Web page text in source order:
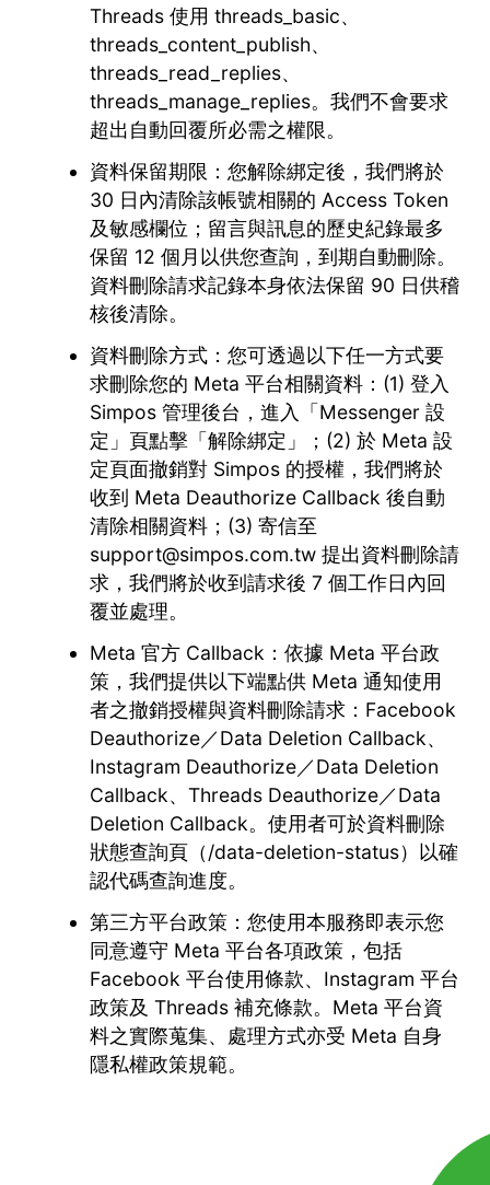
Threads 使用 threads_basic、
threads_content_publish、
threads_read_replies、
threads_manage_replies。我們不會要求
超出自動回覆所必需之權限。
資料保留期限：您解除綁定後，我們將於
30 日內清除該帳號相關的 Access Token
及敏感欄位；留言與訊息的歷史紀錄最多
保留 12 個月以供您查詢，到期自動刪除。
資料刪除請求記錄本身依法保留 90 日供稽
核後清除。
資料刪除方式：您可透過以下任一方式要
求刪除您的 Meta 平台相關資料：(1) 登入
Simpos 管理後台，進入「Messenger 設
定」頁點擊「解除綁定」；(2) 於 Meta 設
定頁面撤銷對 Simpos 的授權，我們將於
收到 Meta Deauthorize Callback 後自動
清除相關資料；(3) 寄信至
support@simpos.com.tw 提出資料刪除請
求，我們將於收到請求後 7 個工作日內回
覆並處理。
Meta 官方 Callback：依據 Meta 平台政
策，我們提供以下端點供 Meta 通知使用
者之撤銷授權與資料刪除請求：Facebook
Deauthorize／Data Deletion Callback、
Instagram Deauthorize／Data Deletion
Callback、Threads Deauthorize／Data
Deletion Callback。使用者可於資料刪除
狀態查詢頁（/data-deletion-status）以確
認代碼查詢進度。
第三方平台政策：您使用本服務即表示您
同意遵守 Meta 平台各項政策，包括
Facebook 平台使用條款、Instagram 平台
政策及 Threads 補充條款。Meta 平台資
料之實際蒐集、處理方式亦受 Meta 自身
隱私權政策規範。